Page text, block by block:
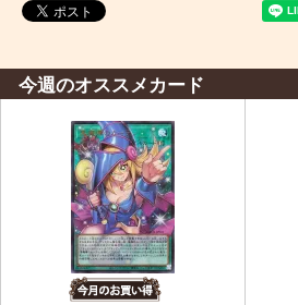
今週のオススメカード